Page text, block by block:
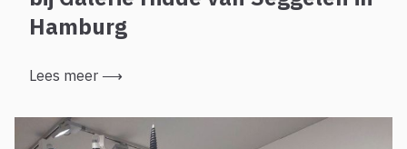
Hamburg
Lees meer ⟶